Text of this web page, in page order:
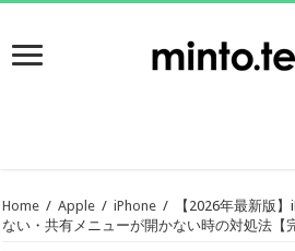
Home / Apple / iPhone /
【2026年最新版
ない・共有メニューが開かない時の対処法【